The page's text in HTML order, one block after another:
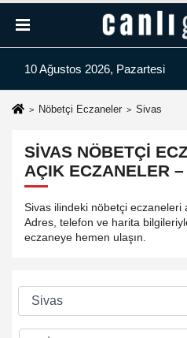
10 Ağustos 2026, Pazartesi
Nöbetçi Eczaneler Sivas
SIVAS NÖBETÇI
AÇIK ECZANELER
Sivas ilindeki nöbetçi eczaneleri
Adres, telefon ve harita
eczaneye hemen ulaşın.